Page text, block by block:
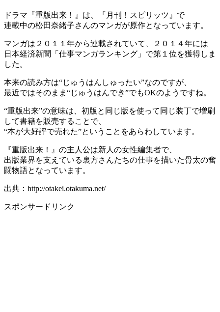
ドラマ『重版出来！』は、『月刊！スピリッツ』で
連載中の松田奈緒子さんのマンガが原作となっています。
マンガは２０１１年から連載されていて、２０１４年には
日本経済新聞「仕事マンガランキング」で第１位を獲得しま
した。
本来の読み方は“じゅうはんしゅったい”なのですが、
最近ではそのまま“じゅうはんでき”でもOKのようですね。
“重版出来”の意味は、初版と同じ版を使って同じ装丁で増刷
して書籍を販売することで、
“本が大好評で売れた”ということをあらわしています。
『重版出来！』の主人公は新人の女性編集者で、
出版業界を支えている裏方さんたちの仕事を描いた骨太の奮
闘物語となっています。
出典：http://otakei.otakuma.net/
スポンサードリンク